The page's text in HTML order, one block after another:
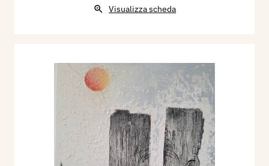
Visualizza scheda